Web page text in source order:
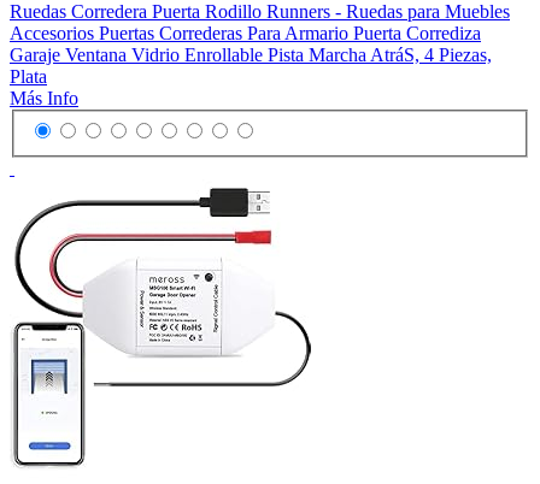
Ruedas Corredera Puerta Rodillo Runners - Ruedas para Muebles
Accesorios Puertas Correderas Para Armario Puerta Corrediza
Garaje Ventana Vidrio Enrollable Pista Marcha AtráS, 4 Piezas,
Plata
Más Info